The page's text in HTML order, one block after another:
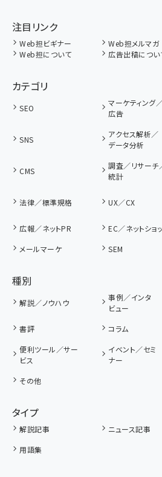
注目リンク
Web担ビギナー Web担メルマガ
Web担について
広告出稿につい
カテゴリ
SEO
マーケティング
広告
SNS
アクセス解析／
データ分析
CMS
調査／リサーチ
統計
法律／標準規格 UX／CX
広報／ネットPR
EC／ネットショ
メールマーケ
SEM
種別
解説／ノウハウ
事例／インタ
ビュー
書評 コラム
便利ツール／サー
ビス
イベント／セミ
ナー
その他
タイプ
解説記事 ニュース記事
用語集